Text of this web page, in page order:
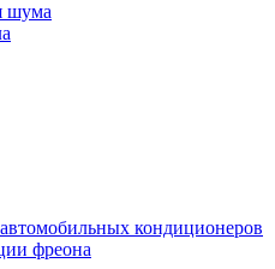
шума
кондиционеров
фреона